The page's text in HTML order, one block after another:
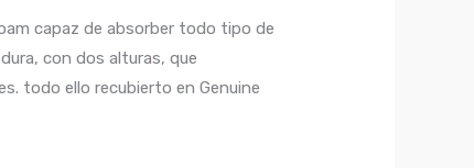
capaz de absorber todo tipo de
con dos alturas, que
todo ello recubierto en Genuine